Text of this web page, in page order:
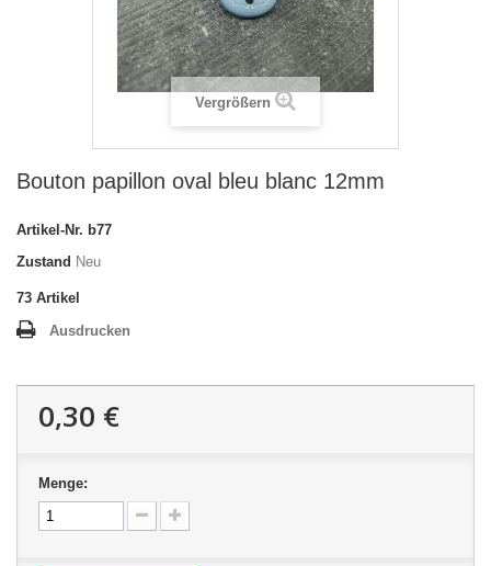
Vergrößern
Bouton papillon oval bleu blanc 12mm
Artikel-Nr. b77
Zustand Neu
73 Artikel
Ausdrucken
0,30 €
Menge: